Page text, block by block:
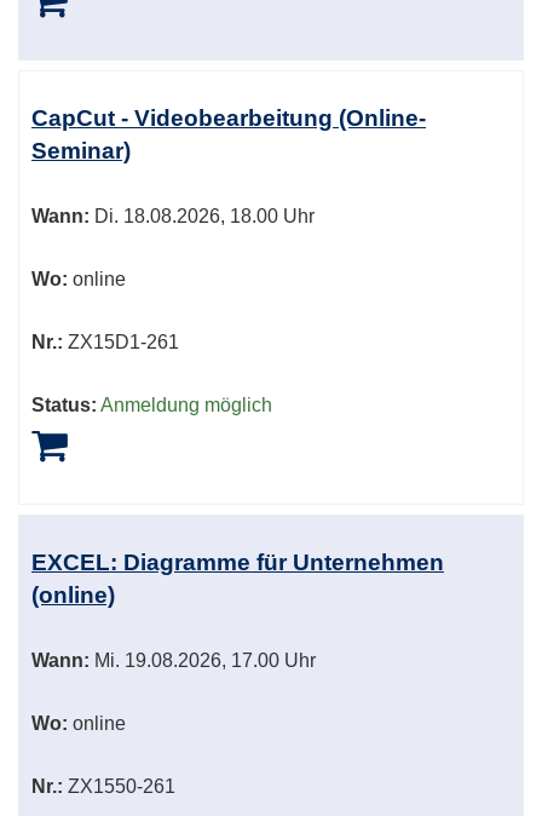
CapCut - Videobearbeitung (Online-
Seminar)
Wann: Di. 18.08.2026, 18.00 Uhr
Wo: online
Nr.: ZX15D1-261
Status: Anmeldung möglich
EXCEL: Diagramme für Unternehmen
(online)
Wann: Mi. 19.08.2026, 17.00 Uhr
Wo: online
Nr.: ZX1550-261